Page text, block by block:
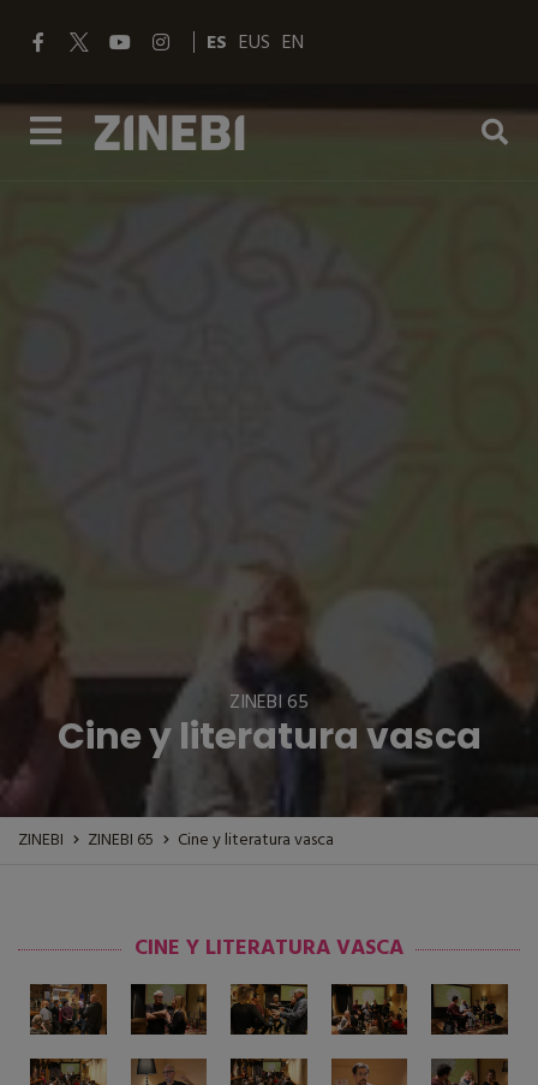
ES EUS EN
ZINEBI 65
Cine y literatura vasca
ZINEBI ZINEBI 65 Cine y literatura vasca
CINE Y LITERATURA VASCA